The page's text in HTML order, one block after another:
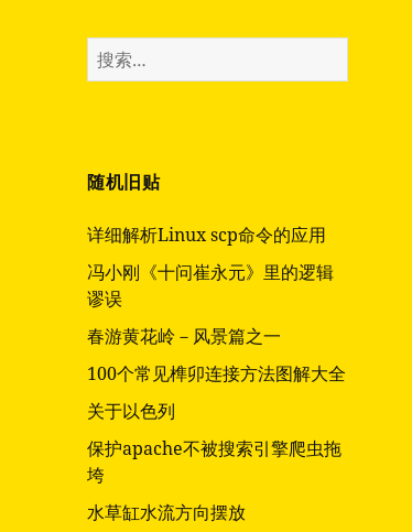
搜
索：
随机旧贴
详细解析Linux scp命令的应用
冯小刚《十问崔永元》里的逻辑
谬误
春游黄花岭－风景篇之一
100个常见榫卯连接方法图解大全
关于以色列
保护apache不被搜索引擎爬虫拖
垮
水草缸水流方向摆放